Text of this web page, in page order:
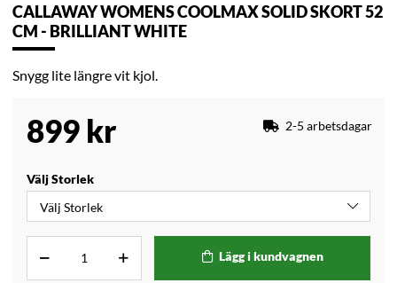
CALLAWAY WOMENS COOLMAX SOLID SKORT 52
CM - BRILLIANT WHITE
Snygg lite längre vit kjol.
899 kr 2-5 arbetsdagar
Välj Storlek
Lägg i kundvagnen